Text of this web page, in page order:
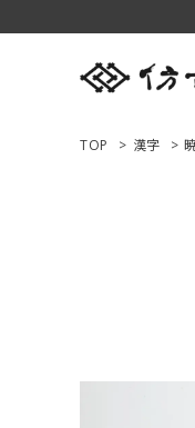
商品一覧
TOP > 漢字 >